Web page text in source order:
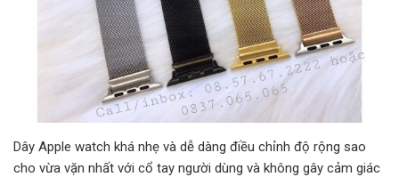
Dây Apple watch khá nhẹ và dễ dàng điều chỉnh độ rộng sao
cho vừa vặn nhất với cổ tay người dùng và không gây cảm giác